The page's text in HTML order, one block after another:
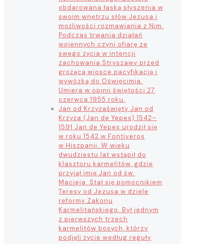
obdarowana łaską słyszenia w
swoim wnętrzu słów Jezusa i
możliwości rozmawiania z Nim.
Podczas trwania działań
wojennych czyni ofiarę ze
swego życia w intencji
zachowania Stryszawy przed
grożącą wiosce pacyfikacją i
wywózką do Oświęcimia.
Umiera w opinii świętości 27
czerwca 1955 roku.
Jan od Krzyżaświęty Jan od
Krzyża (Jan de Yepes) 1542–
1591 Jan de Yepes urodził się
w roku 1542 w Fontiveros
w Hiszpanii. W wieku
dwudziestu lat wstąpił do
klasztoru karmelitów, gdzie
przyjął imię Jan od św.
Macieja. Stał się pomocnikiem
Teresy od Jezusa w dziele
reformy Zakonu
Karmelitańskiego. Był jednym
z pierwszych trzech
karmelitów bosych, którzy
podjęli życie według reguły